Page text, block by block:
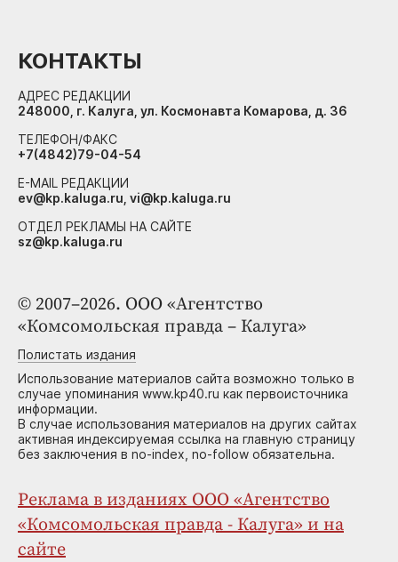
© 2007–2026. ООО «Агентство
«Комсомольская правда – Калуга»
Полистать издания
Использование материалов сайта возможно только в
случае упоминания www.kp40.ru как первоисточника
информации.
В случае использования материалов на других сайтах
активная индексируемая ссылка на главную страницу
без заключения в no-index, no-follow обязательна.
Реклама в изданиях ООО «Агентство
«Комсомольская правда - Калуга» и на
сайте
КОНТАКТЫ
АДРЕС РЕДАКЦИИ
248000, г. Калуга, ул. Космонавта Комарова, д. 36
ТЕЛЕФОН/ФАКС
+7(4842)79-04-54
E-MAIL РЕДАКЦИИ
ev@kp.kaluga.ru, vi@kp.kaluga.ru
ОТДЕЛ РЕКЛАМЫ НА САЙТЕ
sz@kp.kaluga.ru